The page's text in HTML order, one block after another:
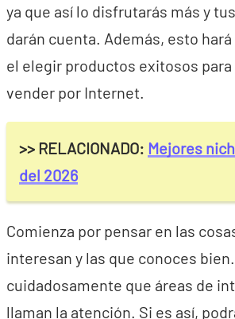
ya que así lo disfrutarás más y
darán cuenta. Además, esto
el elegir productos exitosos para
vender por Internet.
>> RELACIONADO: Mejores
del 2026
Comienza por pensar en las
interesan y las que conoces
cuidadosamente que áreas de
llaman la atención. Si es así,